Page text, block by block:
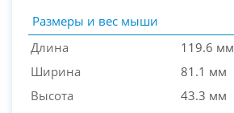
Размеры и вес мыши
Длина
119.6 мм
Ширина
81.1 мм
Высота
43.3 мм